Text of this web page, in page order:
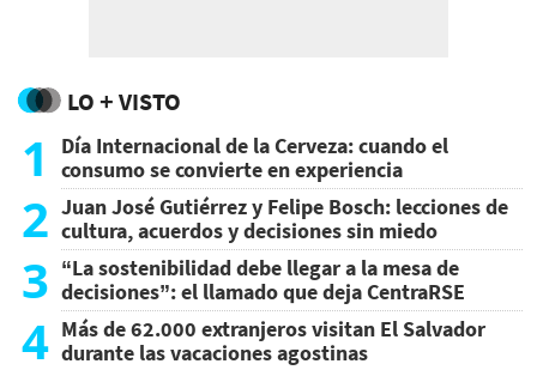
LO + VISTO
1
Día Internacional de la Cerveza: cuando el
consumo se convierte en experiencia
2 Juan José Gutiérrez y Felipe Bosch: lecciones de
cultura, acuerdos y decisiones sin miedo
3 “La sostenibilidad debe llegar a la mesa de
decisiones”: el llamado que deja CentraRSE
4 Más de 62.000 extranjeros visitan El Salvador
durante las vacaciones agostinas